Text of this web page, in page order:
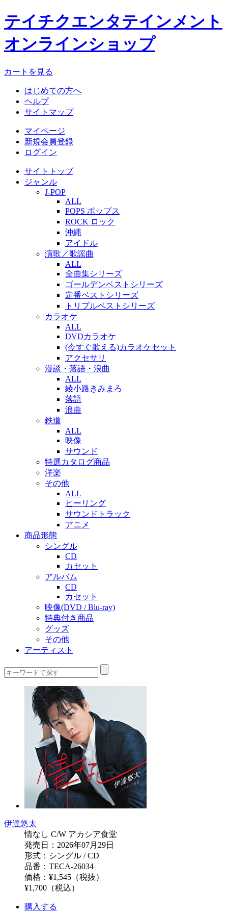
テイチクエンタテインメント
オンラインショップ
カートを見る
はじめての方へ
ヘルプ
サイトマップ
マイページ
新規会員登録
ログイン
サイトトップ
ジャンル
J-POP
ALL
POPS ポップス
ROCK ロック
沖縄
アイドル
演歌／歌謡曲
ALL
全曲集シリーズ
ゴールデンベストシリーズ
定番ベストシリーズ
トリプルベストシリーズ
カラオケ
ALL
DVDカラオケ
(今すぐ歌える)カラオケセット
アクセサリ
漫談・落語・浪曲
ALL
綾小路きみまろ
落語
浪曲
鉄道
ALL
映像
サウンド
特選カタログ商品
洋楽
その他
ALL
ヒーリング
サウンドトラック
アニメ
商品形態
シングル
CD
カセット
アルバム
CD
カセット
映像(DVD / Blu-ray)
特典付き商品
グッズ
その他
アーティスト
伊達悠太
情なし C/W アカシア食堂
発売日：2026年07月29日
形式：シングル / CD
品番：TECA-26034
価格：¥1,545（税抜）
¥1,700（税込）
購入する